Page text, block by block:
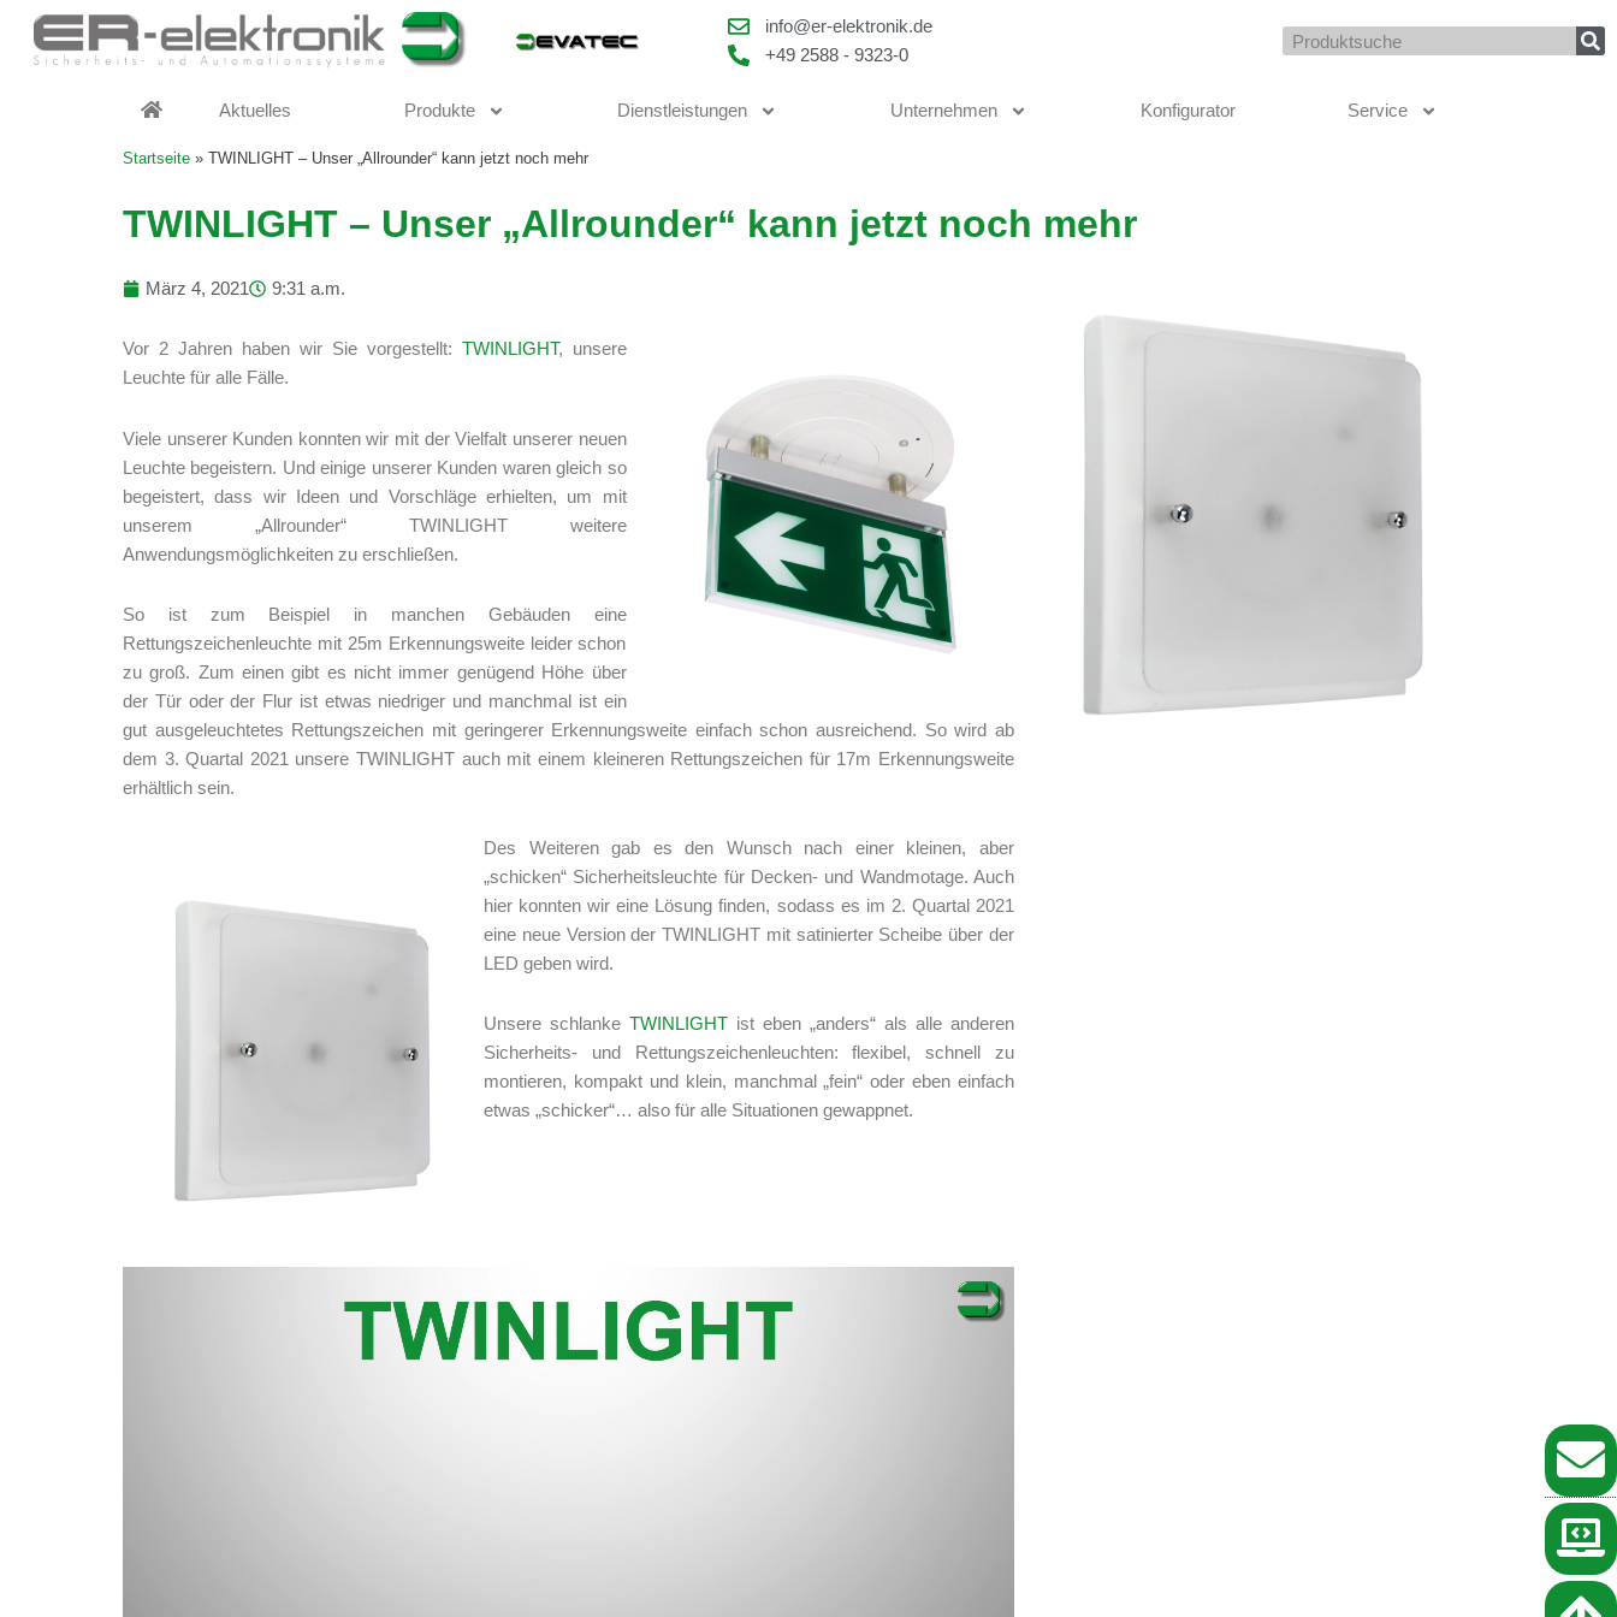
Inhalt
springen
info@er-elektronik.de
+49 2588 - 9323-0
Suche
Aktuelles Produkte Dienstleistungen Unternehmen Konfigurator Service
Startseite » TWINLIGHT – Unser „Allrounder“ kann jetzt noch mehr
TWINLIGHT – Unser „Allrounder“ kann jetzt noch mehr
März 4, 2021 9:31 a.m.
Vor 2 Jahren haben wir Sie vorgestellt: TWINLIGHT, unsere
Leuchte für alle Fälle.
Viele unserer Kunden konnten wir mit der Vielfalt unserer neuen
Leuchte begeistern. Und einige unserer Kunden waren gleich so
begeistert, dass wir Ideen und Vorschläge erhielten, um mit
unserem „Allrounder“ TWINLIGHT weitere
Anwendungsmöglichkeiten zu erschließen.
So ist zum Beispiel in manchen Gebäuden eine
Rettungszeichenleuchte mit 25m Erkennungsweite leider schon
zu groß. Zum einen gibt es nicht immer genügend Höhe über
der Tür oder der Flur ist etwas niedriger und manchmal ist ein
gut ausgeleuchtetes Rettungszeichen mit geringerer Erkennungsweite einfach schon ausreichend. So wird ab
dem 3. Quartal 2021 unsere TWINLIGHT auch mit einem kleineren Rettungszeichen für 17m Erkennungsweite
erhältlich sein.
Des Weiteren gab es den Wunsch nach einer kleinen, aber
„schicken“ Sicherheitsleuchte für Decken- und Wandmotage. Auch
hier konnten wir eine Lösung finden, sodass es im 2. Quartal 2021
eine neue Version der TWINLIGHT mit satinierter Scheibe über der
LED geben wird.
Unsere schlanke TWINLIGHT ist eben „anders“ als alle anderen
Sicherheits- und Rettungszeichenleuchten: flexibel, schnell zu
montieren, kompakt und klein, manchmal „fein“ oder eben einfach
etwas „schicker“… also für alle Situationen gewappnet.